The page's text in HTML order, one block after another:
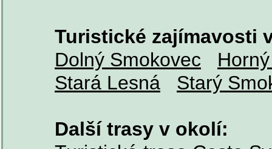
Turistické zajímavosti
Dolný Smokovec
Stará Lesná
Starý
Další trasy v okolí: